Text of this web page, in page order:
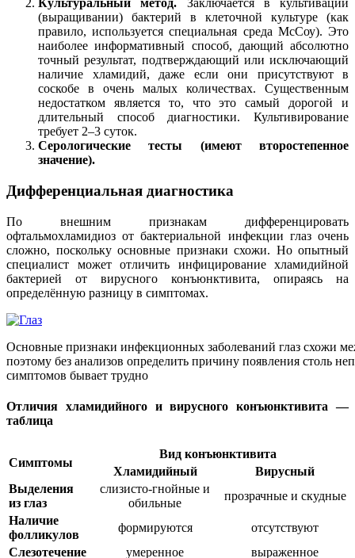
Культуральный метод. Заключается в культивации
(выращивании) бактерий в клеточной культуре (как
правило, используется специальная среда МсСоу). Это
наиболее информативный способ, дающий абсолютно
точный результат, подтверждающий или исключающий
наличие хламидий, даже если они присутствуют в
соскобе в очень малых количествах. Существенным
недостатком является то, что это самый дорогой и
длительный способ диагностики. Культивирование
требует 2–3 суток.
Серологические тесты (имеют второстепенное
значение).
Дифференциальная диагностика
По внешним признакам дифференцировать
офтальмохламидиоз от бактериальной инфекции глаз очень
сложно, поскольку основные признаки схожи. Но опытный
специалист может отличить инфицирование хламидийной
бактерией от вирусного конъюнктивита, опираясь на
определённую разницу в симптомах.
Основные признаки инфекционных заболеваний глаз схожи
поэтому без анализов определить причину появления столь
симптомов бывает трудно
Отличия хламидийного и вирусного конъюнктивита —
таблица
Симптомы
Вид конъюнктивита
Хламидийный
Вирусный
Выделения
из глаз
слизисто-гнойные и
обильные
прозрачные и скудные
Наличие
фолликулов
формируются
отсутствуют
Слезотечение
умеренное выраженное